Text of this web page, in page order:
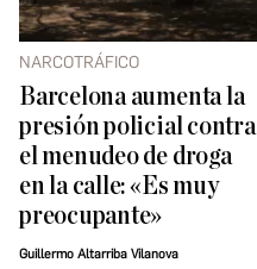
NARCOTRÁFICO
Barcelona aumenta la
presión policial contra
el menudeo de droga
en la calle: «Es muy
preocupante»
Guillermo Altarriba Vilanova